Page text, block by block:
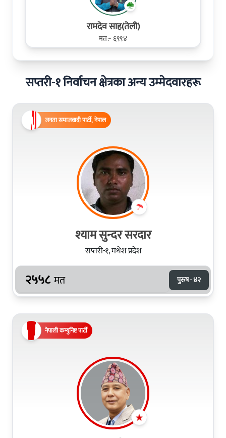
रामदेव साह(तेली)
मत:- ६९९४
सप्तरी-१ निर्वाचन क्षेत्रका अन्य उम्मेदवारहरू
जनता समाजवादी पार्टी, नेपाल
श्याम सुन्दर सरदार
सप्तरी-१, मधेश प्रदेश
२५५८ मत पुरुष · ४२
नेपाली कम्युनिष्ट पार्टी